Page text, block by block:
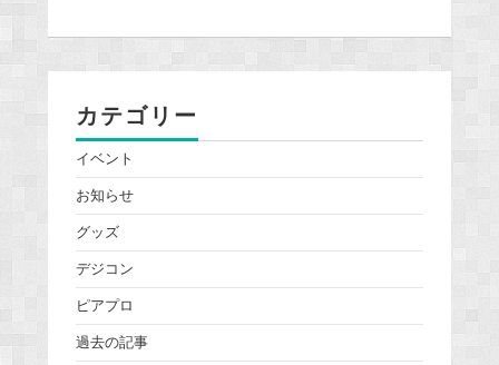
カテゴリー
イベント
お知らせ
グッズ
デジコン
ピアプロ
過去の記事